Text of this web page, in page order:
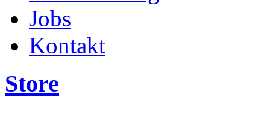
Jobs
Kontakt
Store